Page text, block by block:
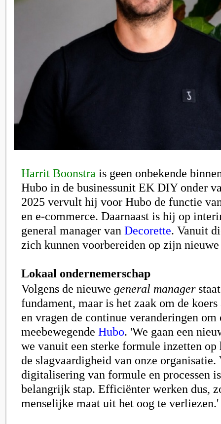
Harrit Boonstra is geen onbekende
Hubo in de businessunit EK DIY onder
2025 vervult hij voor Hubo de functie
en e-commerce. Daarnaast is hij op
general manager van Decorette. Vanuit
zich kunnen voorbereiden op zijn
Lokaal ondernemerschap
Volgens de nieuwe general manager
fundament, maar is het zaak om de koers
en vragen de continue veranderingen om
meebewegende Hubo. 'We gaan een
we vanuit een sterke formule inzetten op
de slagvaardigheid van onze organisatie.
digitalisering van formule en processen
belangrijk stap. Efficiënter werken dus,
menselijke maat uit het oog te verliezen.'